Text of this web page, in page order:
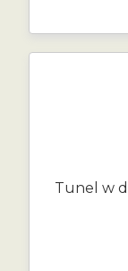
Tunel w